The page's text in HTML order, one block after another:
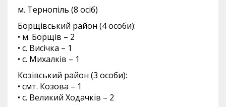
м. Тернопіль (8 осіб)
Борщівський район (4 особи):
• м. Борщів – 2
• с. Висічка – 1
• с. Михалків – 1
Козівський район (3 особи):
• смт. Козова – 1
• с. Великий Ходачків – 2